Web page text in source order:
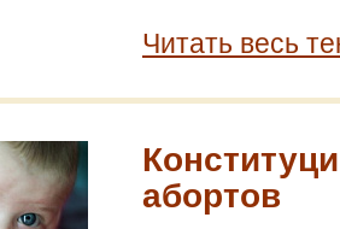
Читать весь
абортов